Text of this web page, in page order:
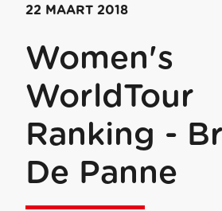
22 MAART 2018
Women's
WorldTour
Ranking -
De Panne